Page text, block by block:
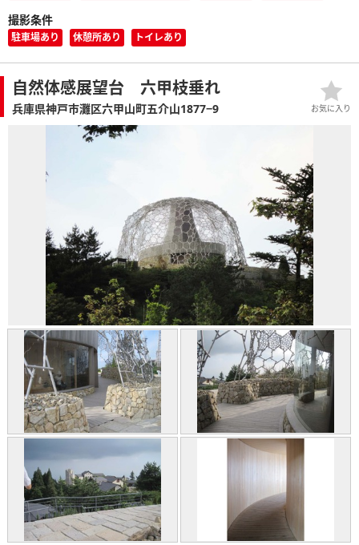
撮影条件
駐車場あり 休憩所あり トイレあり
自然体感展望台 六甲枝垂れ
兵庫県神戸市灘区六甲山町五介山1877−9 お気に入り